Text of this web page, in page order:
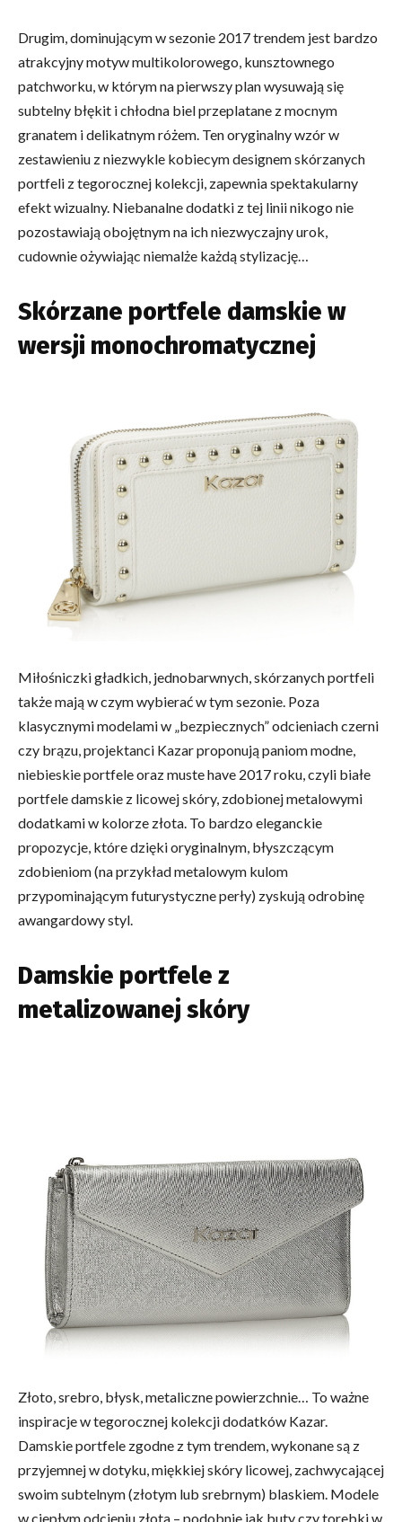
Drugim, dominującym w sezonie 2017 trendem jest bardzo
atrakcyjny motyw multikolorowego, kunsztownego
patchworku, w którym na pierwszy plan wysuwają się
subtelny błękit i chłodna biel przeplatane z mocnym
granatem i delikatnym różem. Ten oryginalny wzór w
zestawieniu z niezwykle kobiecym designem skórzanych
portfeli z tegorocznej kolekcji, zapewnia spektakularny
efekt wizualny. Niebanalne dodatki z tej linii nikogo nie
pozostawiają obojętnym na ich niezwyczajny urok,
cudownie ożywiając niemalże każdą stylizację…
Skórzane portfele damskie w
wersji monochromatycznej
Miłośniczki gładkich, jednobarwnych, skórzanych portfeli
także mają w czym wybierać w tym sezonie. Poza
klasycznymi modelami w „bezpiecznych” odcieniach czerni
czy brązu, projektanci Kazar proponują paniom modne,
niebieskie portfele oraz muste have 2017 roku, czyli białe
portfele damskie z licowej skóry, zdobionej metalowymi
dodatkami w kolorze złota. To bardzo eleganckie
propozycje, które dzięki oryginalnym, błyszczącym
zdobieniom (na przykład metalowym kulom
przypominającym futurystyczne perły) zyskują odrobinę
awangardowy styl.
Damskie portfele z
metalizowanej skóry
Złoto, srebro, błysk, metaliczne powierzchnie… To ważne
inspiracje w tegorocznej kolekcji dodatków Kazar.
Damskie portfele zgodne z tym trendem, wykonane są z
przyjemnej w dotyku, miękkiej skóry licowej, zachwycającej
swoim subtelnym (złotym lub srebrnym) blaskiem. Modele
w ciepłym odcieniu złota – podobnie jak buty czy torebki w